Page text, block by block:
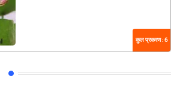
कुल प्रकरण : 6